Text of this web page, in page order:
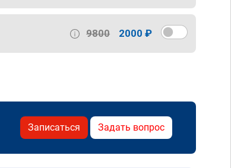
9800 2000 ₽
Записаться Задать вопрос